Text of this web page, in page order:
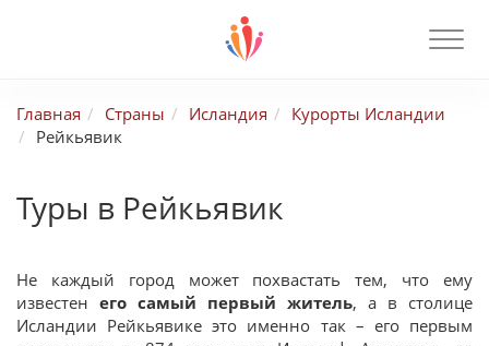
Главная Страны Исландия
Курорты Исландии
Рейкьявик
Туры в Рейкьявик
Не каждый город может похвастать тем, что ему
известен его самый первый житель, а в столице
Исландии Рейкьявике это именно так – его первым